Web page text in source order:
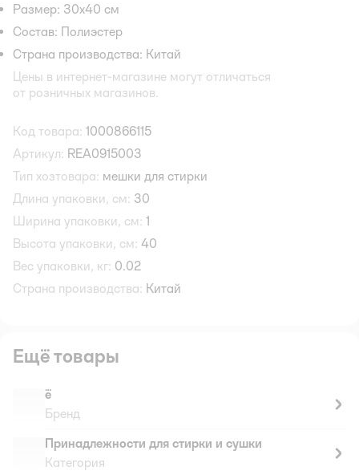
Размер: 30х40 см
Состав: Полиэстер
Страна производства: Китай
Цены в интернет-магазине могут отличаться
от розничных магазинов.
Код товара: 1000866115
Артикул: REA0915003
Тип хозтовара: мешки для стирки
Длина упаковки, см: 30
Ширина упаковки, см: 1
Высота упаковки, см: 40
Вес упаковки, кг: 0.02
Страна производства: Китай
Ещё товары
ё
Бренд
Принадлежности для стирки и сушки
Категория